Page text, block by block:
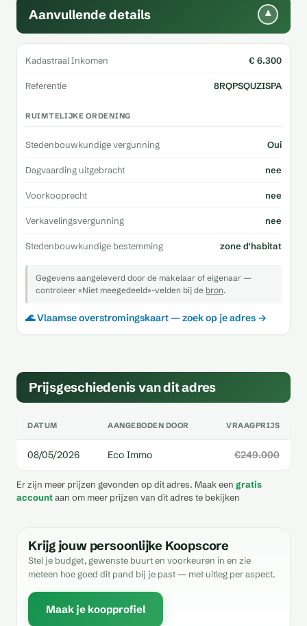
Aanvullende details ▾
Kadastraal Inkomen € 6.300
Referentie 8RQPSQUZISPA
RUIMTELIJKE ORDENING
Stedenbouwkundige vergunning Oui
Dagvaarding uitgebracht nee
Voorkooprecht nee
Verkavelingsvergunning nee
Stedenbouwkundige bestemming zone d'habitat
Gegevens aangeleverd door de makelaar of eigenaar —
controleer «Niet meegedeeld»-velden bij de bron.
🌊 Vlaamse overstromingskaart — zoek op je adres →
Prijsgeschiedenis van dit adres
DATUM AANGEBODEN DOOR VRAAGPRIJS
08/05/2026 Eco Immo €249.000
Er zijn meer prijzen gevonden op dit adres. Maak een gratis
accountaan om meer prijzen van dit adres te bekijken
Krijg jouw persoonlijke Koopscore
Stel je budget, gewenste buurt en voorkeuren in en zie
meteen hoe goed dit pand bij je past — met uitleg per aspect.
Maak je koopprofiel